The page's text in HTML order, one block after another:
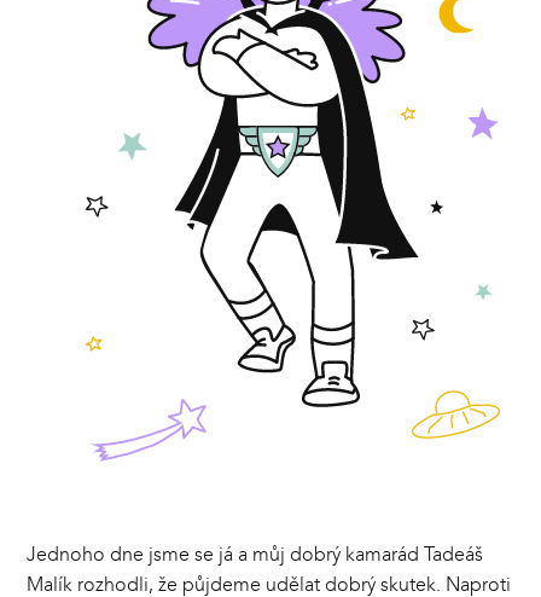
Jednoho dne jsme se já a můj dobrý kamarád Tadeáš
Malík rozhodli, že půjdeme udělat dobrý skutek. Naproti